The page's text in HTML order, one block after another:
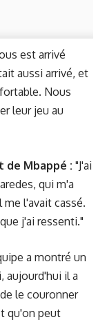
est arrivé
aussi arrivé, et
Nous
leur jeu au
de Mbappé : "J'ai
qui m'a
me l'avait cassé.
j'ai ressenti."
a montré un
aujourd'hui il a
le couronner
qu'on peut